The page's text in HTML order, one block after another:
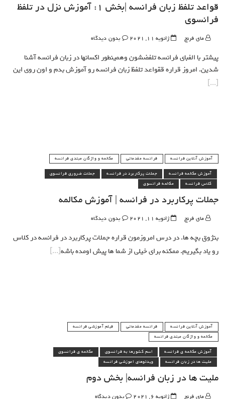
قواعد تلفظ زبان فرانسه |بخش 1: آموزش نزل در تلفظ
فرانسوی
مای فرنچ ژانویه 11, 2021 بدون دیدگاه
پیشتر با الفبای فرانسه تلفضشون وهمینطور اکسانها در زبان فرانسه آشنا
شدین. امروز قراره ققواعد تلفظ زبان فرانسه رو آموزش بدم و اون روی این
آموزش آنلاین فرانسه فرانسه مقدماتی مکالمه و واژگان مبتدی فرانسه
آموزش مکالمه فرانسه جملات پرکاربرد در فرانسه
جملات ضروری فرانسوی
کلاس فرانسه
مکالمه فرانسوی
جملات پرکاربرد در فرانسه | آموزش مکالمه
مای فرنچ ژانویه 11, 2021 بدون دیدگاه
بنژوق بچه ها. در درس امروزمون قراره جملات پرکاربرد در فرانسه در کلاس
رو یاد بگیریم. ممکنه برای خیلی از شما ها پیش اومده باشه
آموزش آنلاین فرانسه فرانسه مقدماتی
فیلم آموزشی فرانسه
مکالمه و واژگان مبتدی فرانسه
آموزش مکالمه ی فرانسه اسم کشورها به فرانسوی
مکالمه ی فرانسوی
ملیت ها در زبان فرانسه
ویدئوهای اموزشی فرانسه
ملیت ها در زبان فرانسه| بخش دوم
مای فرنچ ژانویه 6, 2021 بدون دیدگاه